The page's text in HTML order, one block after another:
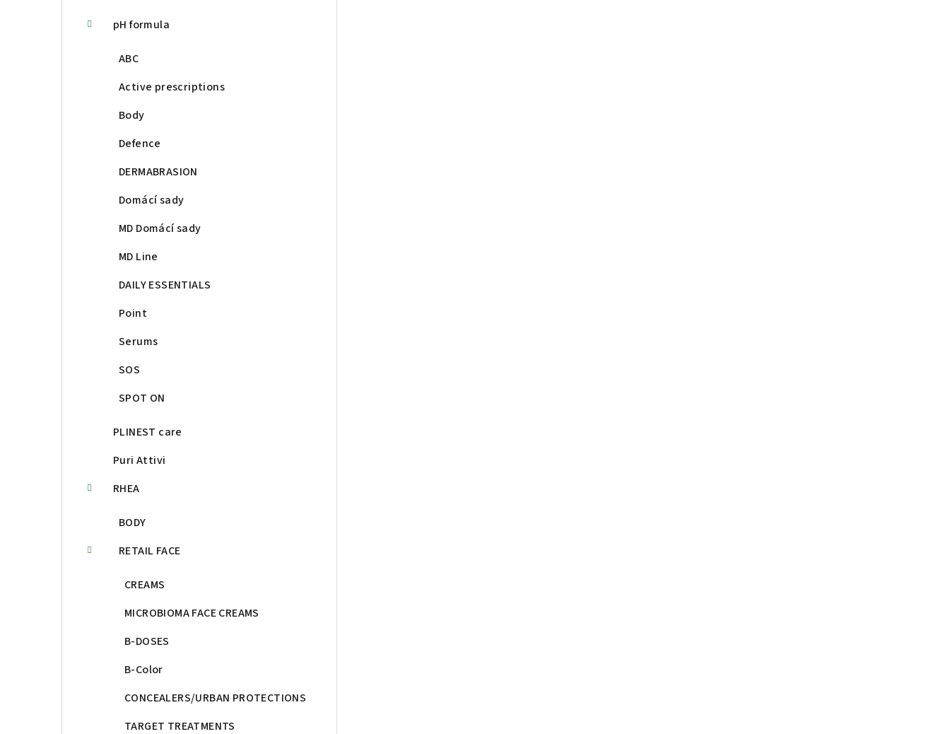
pH formula
ABC
Active prescriptions
Body
Defence
DERMABRASION
Domácí sady
MD Domácí sady
MD Line
DAILY ESSENTIALS
Point
Serums
SOS
SPOT ON
PLINEST care
Puri Attivi
RHEA
BODY
RETAIL FACE
CREAMS
MICROBIOMA FACE CREAMS
B-DOSES
B-Color
CONCEALERS/URBAN PROTECTIONS
TARGET TREATMENTS